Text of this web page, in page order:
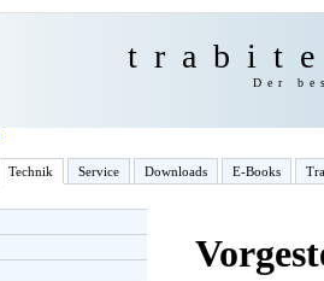
Der
Technik Service Downloads E-Books